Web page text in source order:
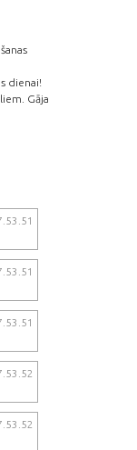
dienai!
Gāja